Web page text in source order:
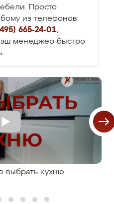
Просто
из телефонов:
665-24-01,
менеджер быстро
выбрать кухню